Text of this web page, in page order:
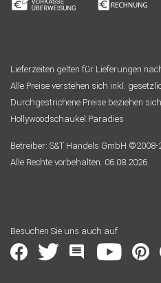
Lieferzeiten gelten für Lieferungen
Alle Preise verstehen sich inkl.
Durchgestrichene Preise beziehen
Hollywoodschaukel Paradies
Betreiber: S&T Handels GmbH
Alle Rechte vorbehalten. 06.08.2026
Besuchen Sie uns auch auf